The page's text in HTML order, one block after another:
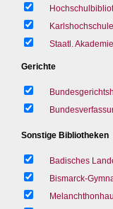
Staatl.
Gerichte
Sonstige Bibliotheken
Badisches
Bismarck-